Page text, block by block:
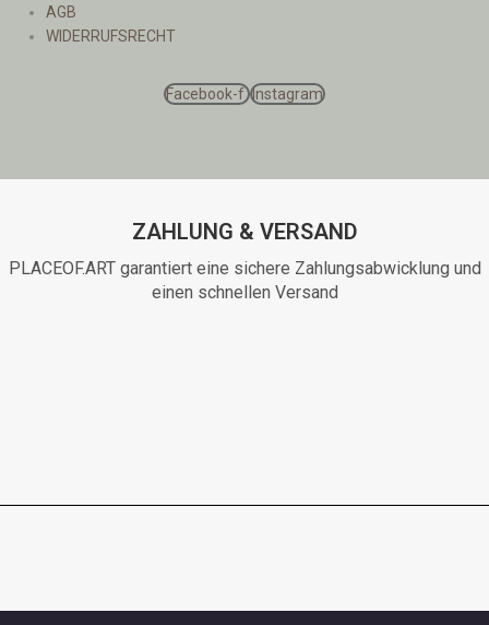
AGB
WIDERRUFSRECHT
Facebook-f Instagram
ZAHLUNG & VERSAND
PLACEOF.ART garantiert eine sichere Zahlungsabwicklung und
einen schnellen Versand